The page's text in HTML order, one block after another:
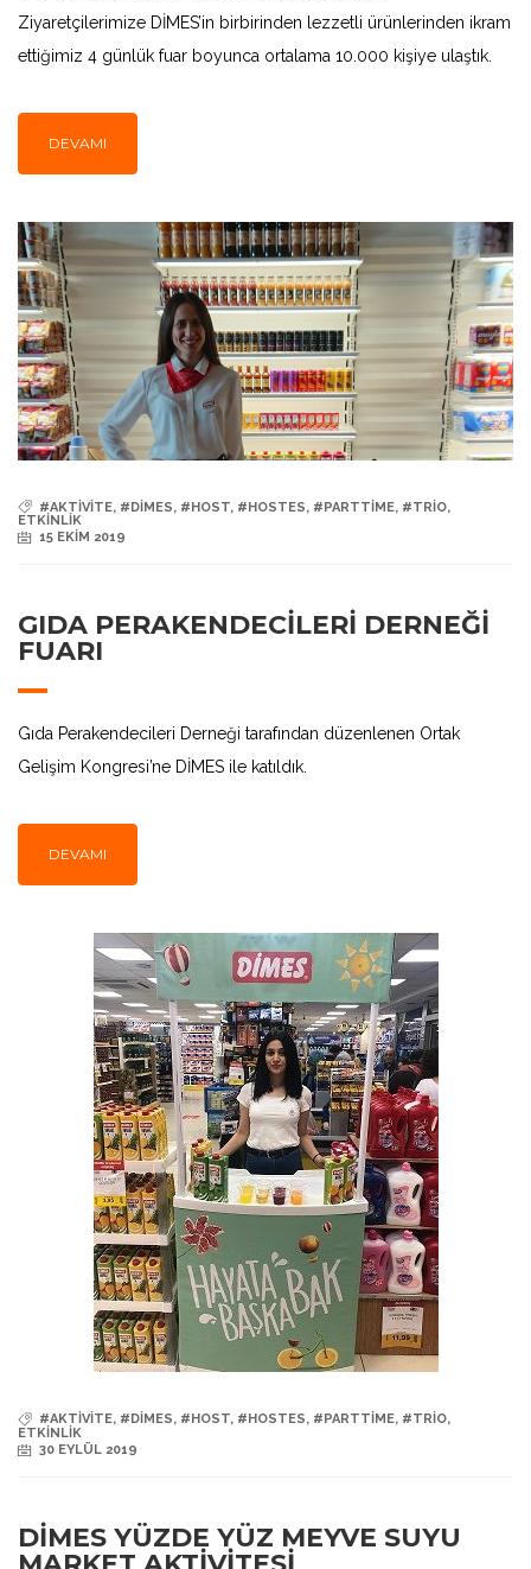
Ziyaretçilerimize DİMES’in birbirinden lezzetli ürünlerinden ikram
ettiğimiz 4 günlük fuar boyunca ortalama 10.000 kişiye ulaştık.
DEVAMI
#AKTIVITE, #DIMES, #HOST, #HOSTES, #PARTTIME, #TRIO,
ETKINLIK
15 EKIM 2019
GIDA PERAKENDECİLERİ DERNEĞİ
FUARI
Gıda Perakendecileri Derneği tarafından düzenlenen Ortak
Gelişim Kongresi’ne DİMES ile katıldık.
DEVAMI
#AKTIVITE, #DIMES, #HOST, #HOSTES, #PARTTIME, #TRIO,
ETKINLIK
30 EYLÜL 2019
DİMES YÜZDE YÜZ MEYVE SUYU